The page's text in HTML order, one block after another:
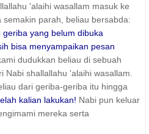
'alaihi wasallam masuk ke
parah, beliau bersabda:
yang belum dibuka
bisa menyampaikan pesan
dudukkan beliau di sebuah
shallallahu 'alaihi wasallam.
dari geriba-geriba itu hingga
kalian lakukan! Nabi pun keluar
mereka serta